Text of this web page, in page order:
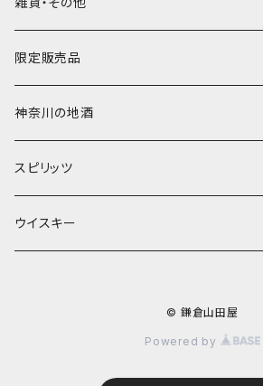
限定販売品
神奈川の地酒
1800ｍｌ
720ｍｌ
スピリッツ
ウイスキー
© 鎌倉山田屋
Powered by